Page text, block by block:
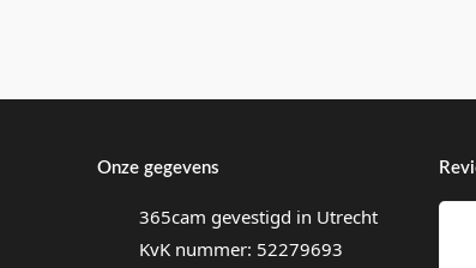
Onze gegevens
365cam gevestigd in Utrecht
KvK nummer: 52279693